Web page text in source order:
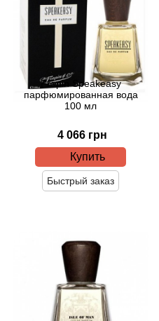
Frapin Speakeasy
парфюмированная вода
100 мл
4 066 грн
Купить
Быстрый заказ